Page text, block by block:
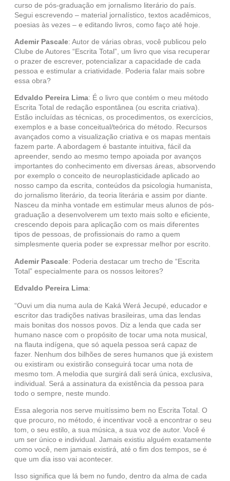
curso de pós-graduação em jornalismo literário do país.
Segui escrevendo – material jornalístico, textos acadêmicos,
poesias às vezes – e editando livros, como faço até hoje.
Ademir Pascale: Autor de várias obras, você publicou pelo
Clube de Autores “Escrita Total”, um livro que visa recuperar
o prazer de escrever, potencializar a capacidade de cada
pessoa e estimular a criatividade. Poderia falar mais sobre
essa obra?
Edvaldo Pereira Lima: É o livro que contém o meu método
Escrita Total de redação espontânea (ou escrita criativa).
Estão incluídas as técnicas, os procedimentos, os exercícios,
exemplos e a base conceitual/teórica do método. Recursos
avançados como a visualização criativa e os mapas mentais
fazem parte. A abordagem é bastante intuitiva, fácil da
apreender, sendo ao mesmo tempo apoiada por avanços
importantes do conhecimento em diversas áreas, absorvendo
por exemplo o conceito de neuroplasticidade aplicado ao
nosso campo da escrita, conteúdos da psicologia humanista,
do jornalismo literário, da teoria literária e assim por diante.
Nasceu da minha vontade em estimular meus alunos de pós-
graduação a desenvolverem um texto mais solto e eficiente,
crescendo depois para aplicação com os mais diferentes
tipos de pessoas, de profissionais do ramo a quem
simplesmente queria poder se expressar melhor por escrito.
Ademir Pascale: Poderia destacar um trecho de “Escrita
Total” especialmente para os nossos leitores?
Edvaldo Pereira Lima:
“Ouvi um dia numa aula de Kaká Werá Jecupé, educador e
escritor das tradições nativas brasileiras, uma das lendas
mais bonitas dos nossos povos. Diz a lenda que cada ser
humano nasce com o propósito de tocar uma nota musical,
na flauta indígena, que só aquela pessoa será capaz de
fazer. Nenhum dos bilhões de seres humanos que já existem
ou existiram ou existirão conseguirá tocar uma nota de
mesmo tom. A melodia que surgirá dali será única, exclusiva,
individual. Será a assinatura da existência da pessoa para
todo o sempre, neste mundo.
Essa alegoria nos serve muitíssimo bem no Escrita Total. O
que procuro, no método, é incentivar você a encontrar o seu
tom, o seu estilo, a sua música, a sua voz de autor. Você é
um ser único e individual. Jamais existiu alguém exatamente
como você, nem jamais existirá, até o fim dos tempos, se é
que um dia isso vai acontecer.
Isso significa que lá bem no fundo, dentro da alma de cada